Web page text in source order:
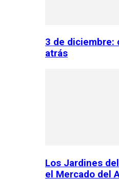
3 de diciembre:
atrás
Los Jardines
el Mercado del